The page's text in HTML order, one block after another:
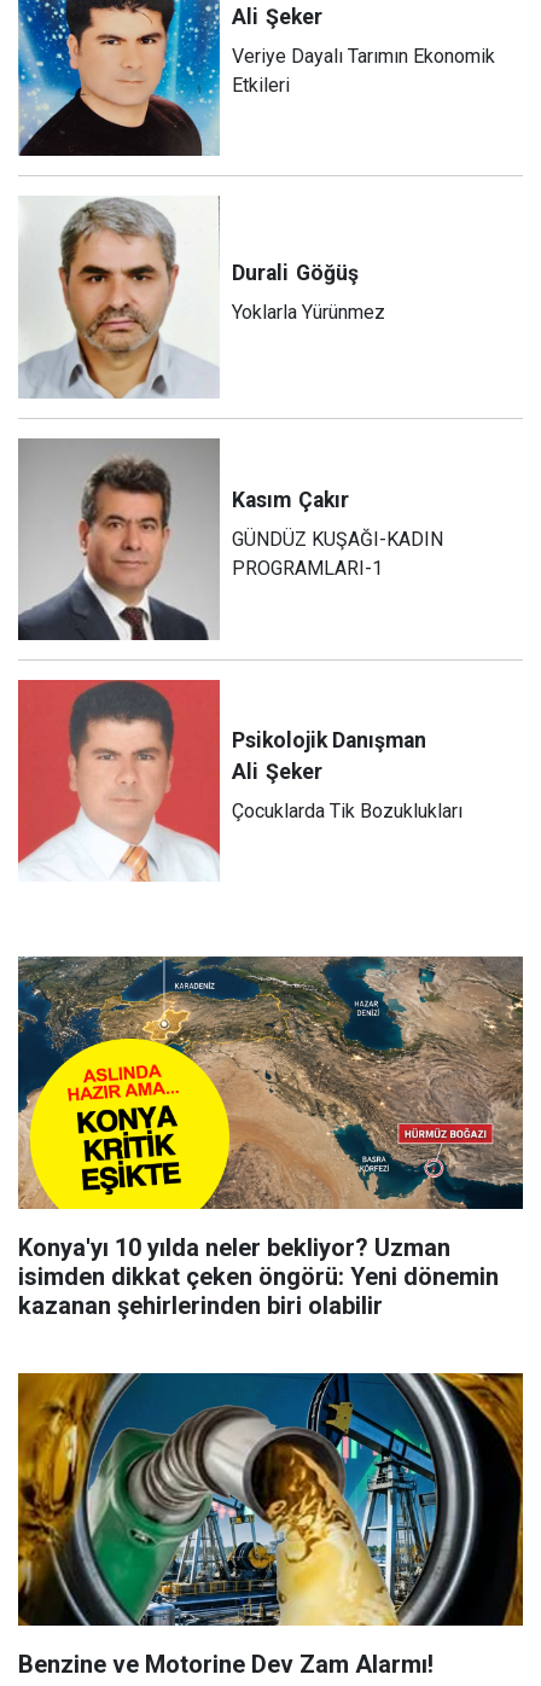
Ali Şeker
Veriye Dayalı Tarımın Ekonomik
Etkileri
Durali Göğüş
Yoklarla Yürünmez
Kasım Çakır
GÜNDÜZ KUŞAĞI-KADIN
PROGRAMLARI-1
Psikolojik Danışman
Ali Şeker
Çocuklarda Tik Bozuklukları
Konya'yı 10 yılda neler bekliyor? Uzman
isimden dikkat çeken öngörü: Yeni dönemin
kazanan şehirlerinden biri olabilir
Benzine ve Motorine Dev Zam Alarmı!